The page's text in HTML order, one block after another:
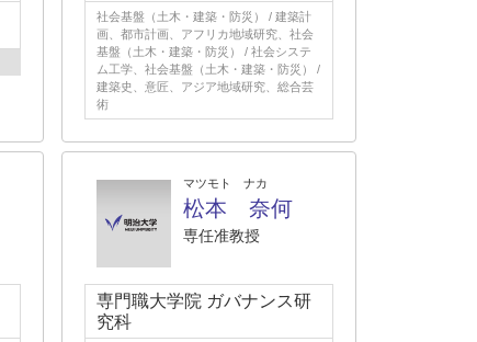
社会基盤（土木・建築・防災） / 建築計
画、都市計画、アフリカ地域研究、社会
基盤（土木・建築・防災） / 社会システ
ム工学、社会基盤（土木・建築・防災） /
建築史、意匠、アジア地域研究、総合芸
術
マツモト ナカ
松本 奈何
専任准教授
専門職大学院 ガバナンス研
究科